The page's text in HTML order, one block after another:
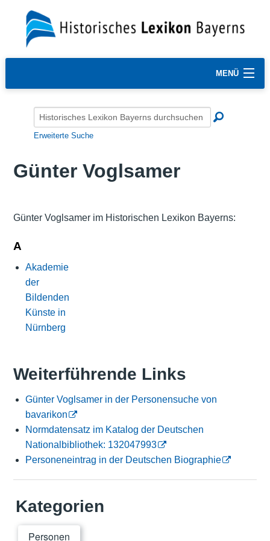
MENÜ
Erweiterte Suche
Günter Voglsamer
Günter Voglsamer im Historischen Lexikon Bayerns:
A
Akademie
der
Bildenden
Künste in
Nürnberg
Weiterführende Links
Günter Voglsamer in der Personensuche von
bavarikon
Normdatensatz im Katalog der Deutschen
Nationalbibliothek: 132047993
Personeneintrag in der Deutschen Biographie
Kategorien
Personen